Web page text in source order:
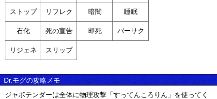
ストップ リフレク 暗闇 睡眠
石化 死の宣告 即死 バーサク
リジェネ スリップ
Dr.モグの攻略メモ
ジャボテンダーは全体に物理攻撃「すってんころりん」を使ってく